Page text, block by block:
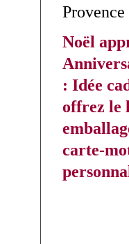
Provence
Noël
: Idée
offrez le
carte-